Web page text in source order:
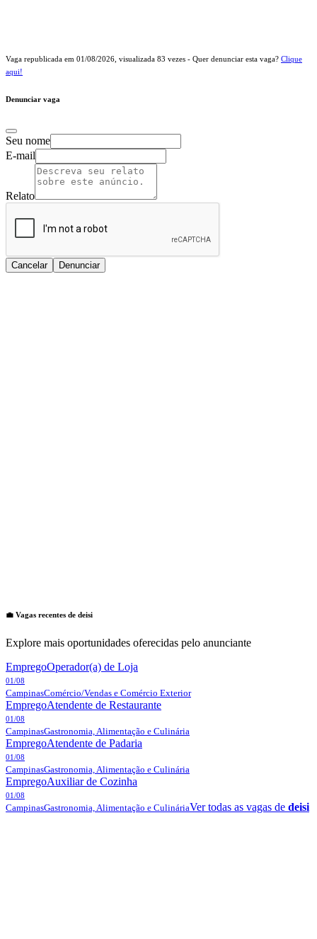
Vaga republicada em 01/08/2026 , visualizada 83 vezes - Quer denunciar esta vaga? Clique
aqui!
Denunciar vaga
Seu nome
E-mail
Relato
Cancelar Denunciar
💼 Vagas recentes de deisi
Explore mais oportunidades oferecidas pelo anunciante
EmpregoOperador(a) de Loja
01/08
CampinasComércio/Vendas e Comércio Exterior
EmpregoAtendente de Restaurante
01/08
CampinasGastronomia, Alimentação e Culinária
EmpregoAtendente de Padaria
01/08
CampinasGastronomia, Alimentação e Culinária
EmpregoAuxiliar de Cozinha
01/08
CampinasGastronomia, Alimentação e CulináriaVer todas as vagas de deisi